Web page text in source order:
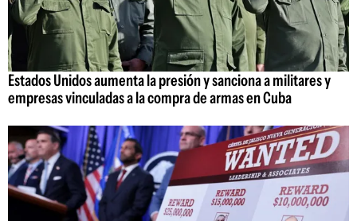
Estados Unidos aumenta la presión y sanciona a militares y
empresas vinculadas a la compra de armas en Cuba